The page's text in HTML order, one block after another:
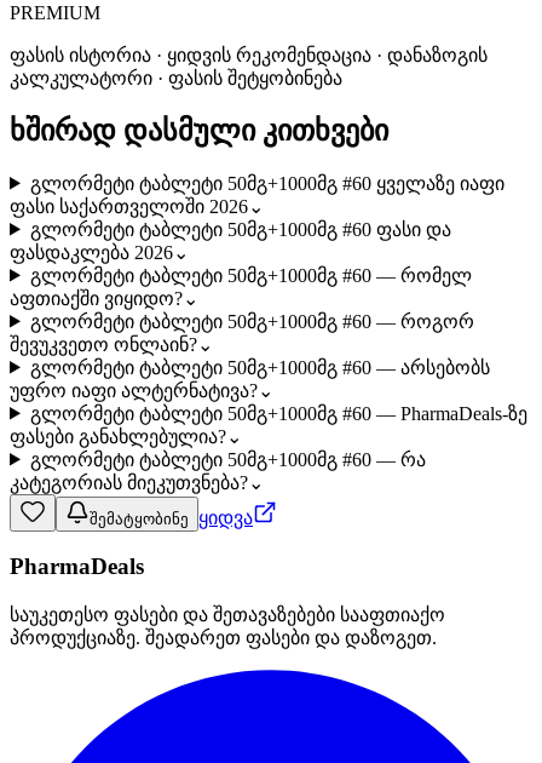
PREMIUM
ფასის ისტორია · ყიდვის რეკომენდაცია · დანაზოგის
კალკულატორი · ფასის შეტყობინება
ხშირად დასმული კითხვები
გლორმეტი ტაბლეტი 50მგ+1000მგ #60 ყველაზე იაფი
ფასი საქართველოში 2026⌄
გლორმეტი ტაბლეტი 50მგ+1000მგ #60 ფასი და
ფასდაკლება 2026⌄
გლორმეტი ტაბლეტი 50მგ+1000მგ #60 — რომელ
აფთიაქში ვიყიდო?⌄
გლორმეტი ტაბლეტი 50მგ+1000მგ #60 — როგორ
შევუკვეთო ონლაინ?⌄
გლორმეტი ტაბლეტი 50მგ+1000მგ #60 — არსებობს
უფრო იაფი ალტერნატივა?⌄
გლორმეტი ტაბლეტი 50მგ+1000მგ #60 — PharmaDeals-ზე
ფასები განახლებულია?⌄
გლორმეტი ტაბლეტი 50მგ+1000მგ #60 — რა
კატეგორიას მიეკუთვნება?⌄
შემატყობინე ყიდვა
PharmaDeals
საუკეთესო ფასები და შეთავაზებები სააფთიაქო
პროდუქციაზე. შეადარეთ ფასები და დაზოგეთ.